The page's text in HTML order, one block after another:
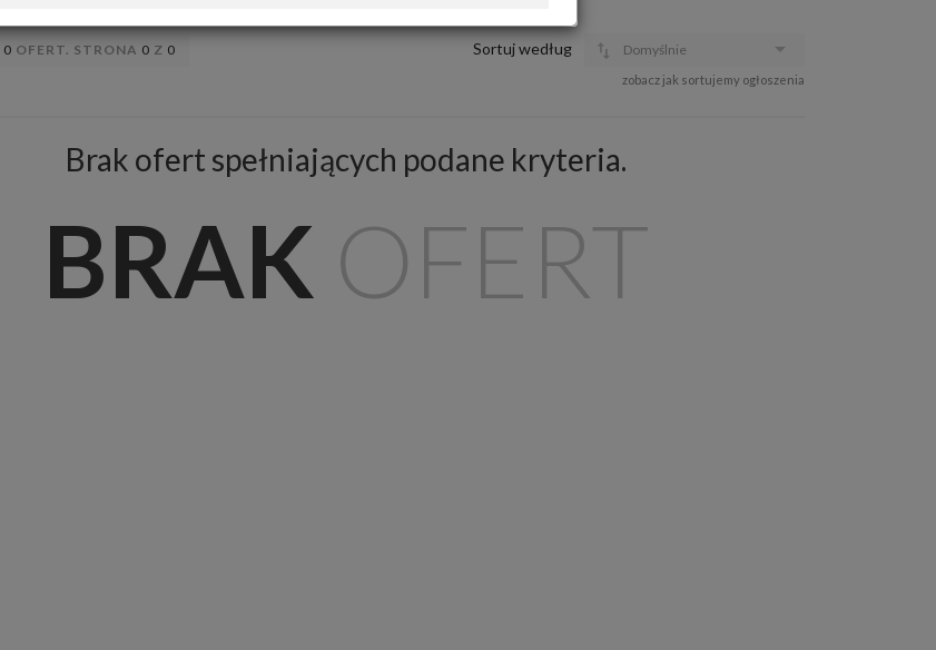
0 OFERT. STRONA 0 Z 0 Sortuj według Domyślnie
zobacz jak sortujemy ogłoszenia
Brak ofert spełniających podane kryteria.
BRAK OFERT